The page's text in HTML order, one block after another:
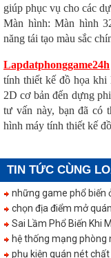
giúp phục vụ cho các
Màn hình: Màn hình
năng tái tạo màu sắc
Lapdatphonggame24h
tính thiết kế đồ họa
2D cơ bản đến dựng
tư vấn này, bạn đã có
hình máy tính thiết kế
TIN TỨC CÙNG
những game phổ biến
chọn địa điểm mở
Sai Lầm Phổ Biến Khi
hệ thống mạng phòng
phụ kiện quán nét